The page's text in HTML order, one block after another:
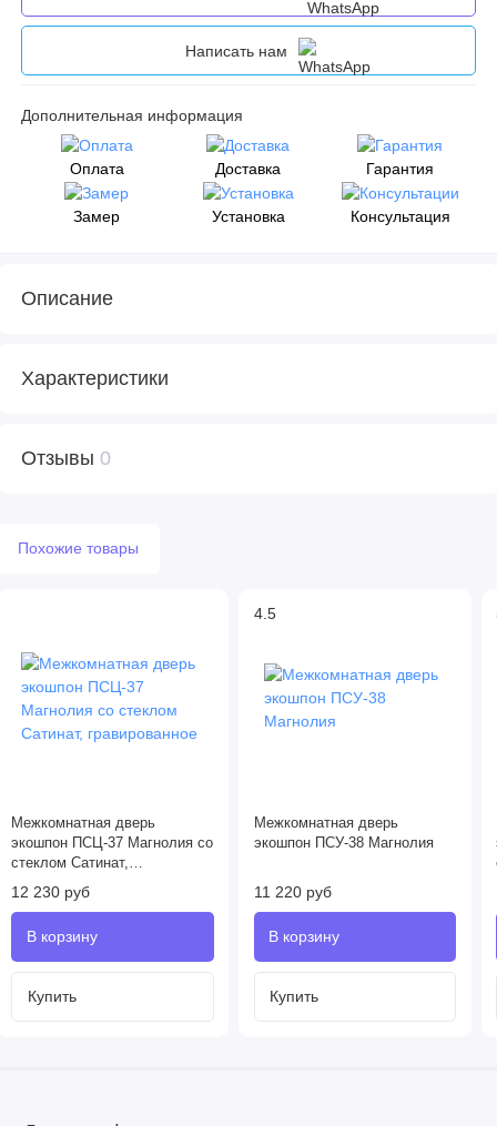
Написать нам
Дополнительная информация
Оплата Доставка Гарантия
Замер Установка Консультация
Описание
Характеристики
Отзывы 0
Похожие товары
Межкомнатная дверь
экошпон ПСЦ-37 Магнолия со
стеклом Сатинат,
гравированное
12 230 руб
Купить
4.5
Межкомнатная дверь
экошпон ПСУ-38 Магнолия
11 220 руб
Купить